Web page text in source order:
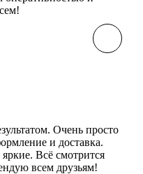
Очень просто
и доставка.
Всё смотрится
всем друзьям!